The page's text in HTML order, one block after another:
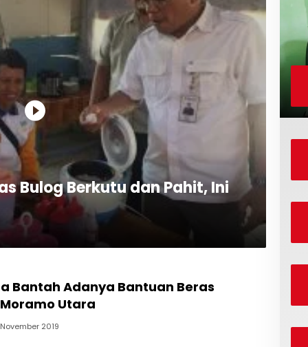
Bulog Berkutu dan Pahit, Ini
Bantah Adanya Bantuan Beras
Utara
2019